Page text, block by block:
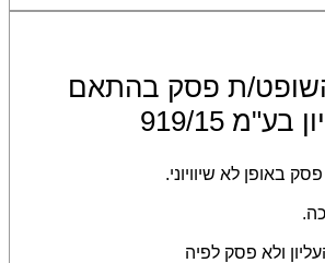
ת פסק בהתאם
919/15
באופן לא שיוויוני.
ולא פסק לפיה